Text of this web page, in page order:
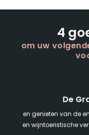
4
om uw
De
en genieten van de
en wijntoeristische